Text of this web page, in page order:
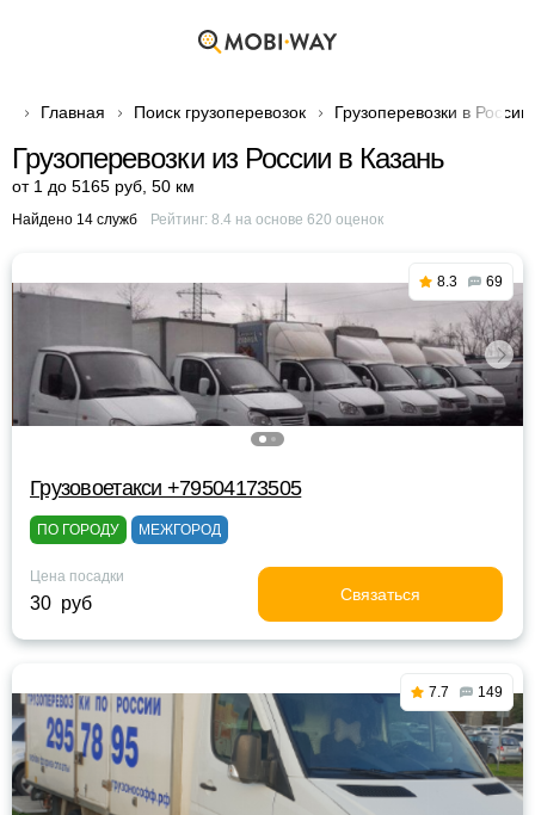
Главная Поиск грузоперевозок Грузоперевозки в России
Грузоперевозки из России в Казань
от 1 до 5165 руб 50 км
Найдено 14 служб Рейтинг: 8.4на основе 620 оценок
8.3 69
Грузовоетакси +79504173505
ПО ГОРОДУ МЕЖГОРОД
Цена посадки
30 руб Связаться
7.7 149